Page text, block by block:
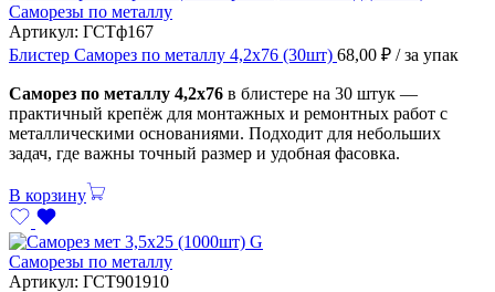
Саморезы по металлу
Артикул: ГСТф167
Блистер Саморез по металлу 4,2х76 (30шт) 68,00 ₽ / за упак
Саморез по металлу 4,2х76 в блистере на 30 штук —
практичный крепёж для монтажных и ремонтных работ с
металлическими основаниями. Подходит для небольших
задач, где важны точный размер и удобная фасовка.
В корзину
Саморезы по металлу
Артикул: ГСТ901910